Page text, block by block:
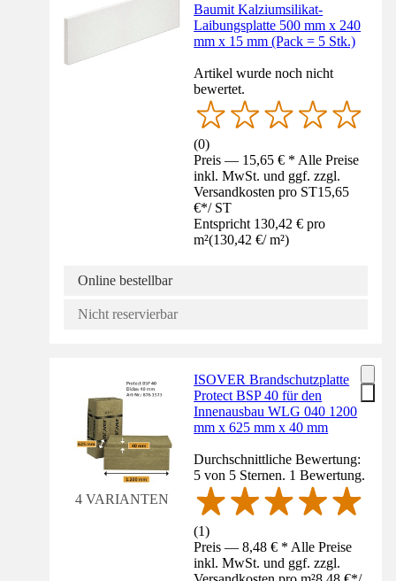
Baumit Kalziumsilikat-
Laibungsplatte 500 mm x 240
mm x 15 mm (Pack = 5 Stk.)
Artikel wurde noch nicht
bewertet.
(0)
Preis — 15,65 € * Alle Preise
inkl. MwSt. und ggf. zzgl.
Versandkosten pro ST15,65
€*/ ST
Entspricht 130,42 € pro
m²(130,42 €/ m²)
Online bestellbar
Nicht reservierbar
4 VARIANTEN
ISOVER Brandschutzplatte
Protect BSP 40 für den
Innenausbau WLG 040 1200
mm x 625 mm x 40 mm
Durchschnittliche Bewertung:
5 von 5 Sternen. 1 Bewertung.
(1)
Preis — 8,48 € * Alle Preise
inkl. MwSt. und ggf. zzgl.